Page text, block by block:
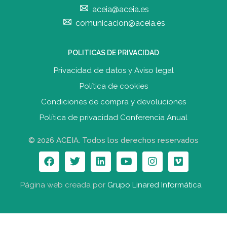
aceia@aceia.es
comunicacion@aceia.es
POLITICAS DE PRIVACIDAD
Privacidad de datos y Aviso legal
Política de cookies
Condiciones de compra y devoluciones
Política de privacidad Conferencia Anual
© 2026 ACEIA. Todos los derechos reservados
Página web creada por Grupo Linared Informática